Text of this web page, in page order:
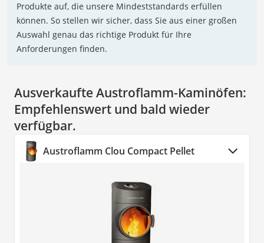
Produkte auf, die unsere Mindeststandards erfüllen
können. So stellen wir sicher, dass Sie aus einer großen
Auswahl genau das richtige Produkt für Ihre
Anforderungen finden.
Ausverkaufte Austroflamm-Kaminöfen:
Empfehlenswert und bald wieder
verfügbar.
Austroflamm Clou Compact Pellet